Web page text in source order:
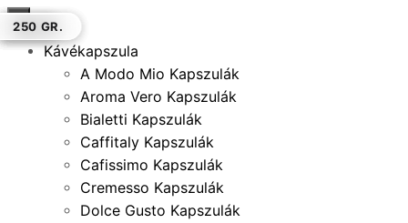
×
Kávékapszula
A Modo Mio Kapszulák
Aroma Vero Kapszulák
Bialetti Kapszulák
Caffitaly Kapszulák
Cafissimo Kapszulák
Cremesso Kapszulák
Dolce Gusto Kapszulák
250 GR.
1 KG.
1 KG.
500 GR.
1 KG.
250 GR.
250 GR.